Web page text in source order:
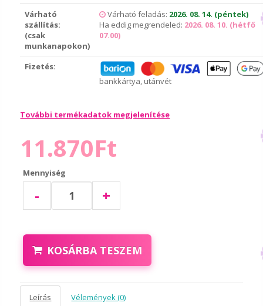
Várható
szállítás:
(csak
munkanapokon)
Várható feladás: 2026. 08. 14. (péntek)
Ha eddig megrendeled: 2026. 08. 10. (hétfő
07.00)
Fizetés:
bankkártya, utánvét
További termékadatok megjelenítése
11.870Ft
Mennyiség
- +
KOSÁRBA TESZEM
Leírás Vélemények (0)